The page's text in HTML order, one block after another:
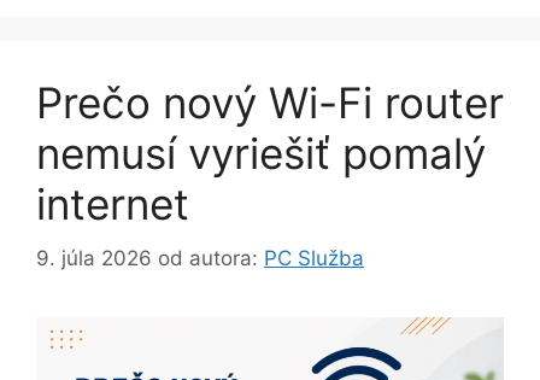
Prečo nový Wi-Fi router
nemusí vyriešiť pomalý
internet
9. júla 2026 od autora: PC Služba